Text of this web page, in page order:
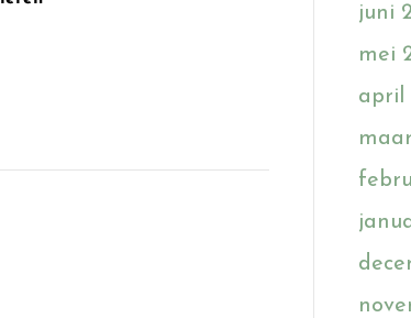
juni
mei
april